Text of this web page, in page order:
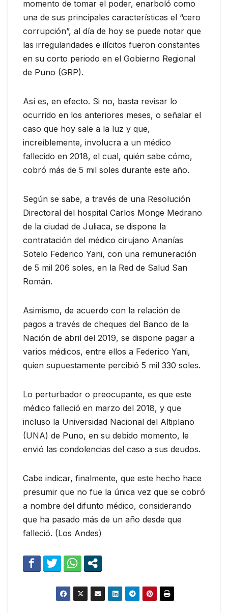
momento de tomar el poder, enarboló como
una de sus principales características el “cero
corrupción”, al día de hoy se puede notar que
las irregularidades e ilícitos fueron constantes
en su corto periodo en el Gobierno Regional
de Puno (GRP).
Así es, en efecto. Si no, basta revisar lo
ocurrido en los anteriores meses, o señalar el
caso que hoy sale a la luz y que,
increíblemente, involucra a un médico
fallecido en 2018, el cual, quién sabe cómo,
cobró más de 5 mil soles durante este año.
Según se sabe, a través de una Resolución
Directoral del hospital Carlos Monge Medrano
de la ciudad de Juliaca, se dispone la
contratación del médico cirujano Ananías
Sotelo Federico Yani, con una remuneración
de 5 mil 206 soles, en la Red de Salud San
Román.
Asimismo, de acuerdo con la relación de
pagos a través de cheques del Banco de la
Nación de abril del 2019, se dispone pagar a
varios médicos, entre ellos a Federico Yani,
quien supuestamente percibió 5 mil 330 soles.
Lo perturbador o preocupante, es que este
médico falleció en marzo del 2018, y que
incluso la Universidad Nacional del Altiplano
(UNA) de Puno, en su debido momento, le
envió las condolencias del caso a sus deudos.
Cabe indicar, finalmente, que este hecho hace
presumir que no fue la única vez que se cobró
a nombre del difunto médico, considerando
que ha pasado más de un año desde que
falleció. (Los Andes)